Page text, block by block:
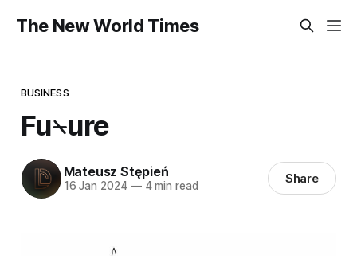
The New World Times
BUSINESS
Fu⍀ure
Mateusz Stępień
16 Jan 2024 —4 min read Share